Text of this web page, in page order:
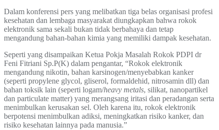
Dalam konferensi pers yang melibatkan tiga belas organisasi profesi
kesehatan dan lembaga masyarakat diungkapkan bahwa rokok
elektronik sama sekali bukan tidak berbahaya dan tetap
mengandung bahan-bahan kimia yang memiliki dampak kesehatan.
Seperti yang disampaikan Ketua Pokja Masalah Rokok PDPI dr
Feni Fitriani Sp.P(K) dalam pengantar, “Rokok elektronik
mengandung nikotin, bahan karsinogen/menyebabkan kanker
(seperti propylene glycol, gliserol, formaldehid, nitrosamin dll) dan
bahan toksik lain (seperti logam/heavy metals, silikat, nanopartikel
dan particulate matter) yang merangsang iritasi dan peradangan serta
menimbulkan kerusakan sel. Oleh karena itu, rokok elektronik
berpotensi menimbulkan adiksi, meningkatkan risiko kanker, dan
risiko kesehatan lainnya pada manusia.”